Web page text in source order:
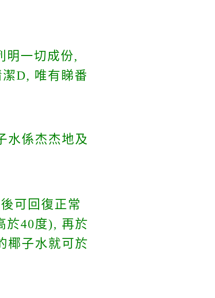
明一切成份,
D, 唯有睇番
水係杰杰地及
可回復正常
於40度), 再於
椰子水就可於